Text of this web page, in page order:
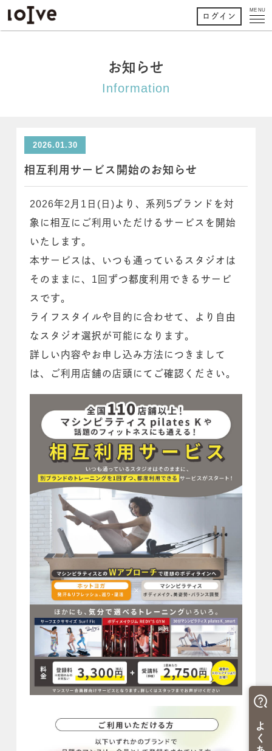
MENU
ログイン
お知らせ
Information
2026.01.30
相互利用サービス開始のお知らせ
2026年2月1日(日)より、系列5ブランドを対
象に相互にご利用いただけるサービスを開始
いたします。
本サービスは、いつも通っているスタジオは
そのままに、1回ずつ都度利用できるサービ
スです。
ライフスタイルや目的に合わせて、より自由
なスタジオ選択が可能になります。
詳しい内容やお申し込み方法につきまして
は、ご利用店舗の店頭にてご確認ください。